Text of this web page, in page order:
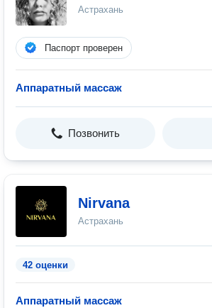
Астрахань
Паспорт проверен
Аппаратный массаж
Позвонить
Nirvana
Астрахань
42 оценки
Аппаратный массаж